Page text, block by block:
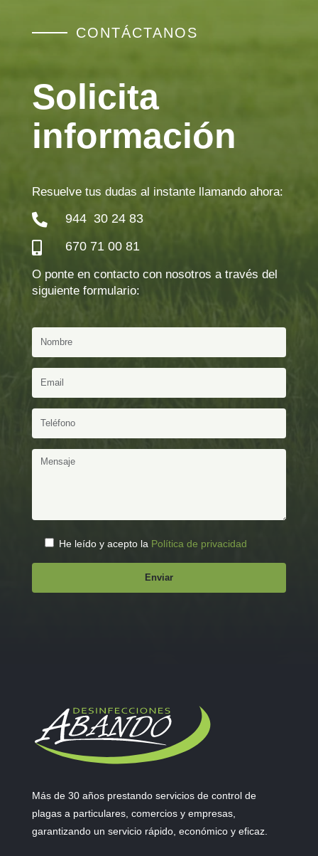
CONTÁCTANOS
Solicita
información
Resuelve tus dudas al instante llamando ahora:
 944 30 24 83
 670 71 00 81
O ponte en contacto con nosotros a través del
siguiente formulario:
He leído y acepto la Política de privacidad
Más de 30 años prestando servicios de control de
plagas a particulares, comercios y empresas,
garantizando un servicio rápido, económico y eficaz.